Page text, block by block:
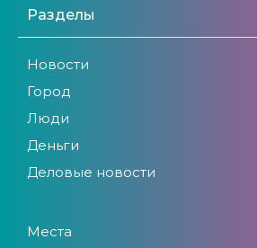
Разделы
Новости
Город
Люди
Деньги
Деловые новости
Места